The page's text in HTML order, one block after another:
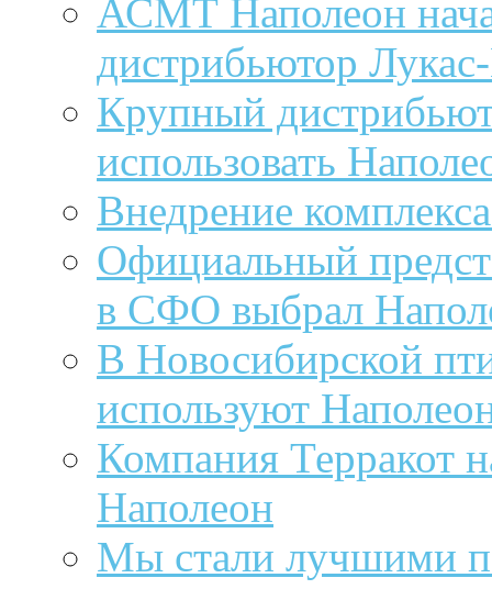
АСМТ Наполеон
дистрибьютор
Крупный
использовать
Внедрение
Официальный
в СФО выбрал
В Новосибирской
используют
Компания Терракот
Наполеон
Мы стали лучшими